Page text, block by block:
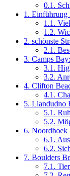
0.1.
1. Einführung
1.1.
1.2.
2. schönste
2.1.
3. Camps
3.1.
3.2.
4. Clifton
4.1.
5. Llandudno
5.1.
5.2.
6. Noordhoek
6.1.
6.2.
7. Boulders
7.1.